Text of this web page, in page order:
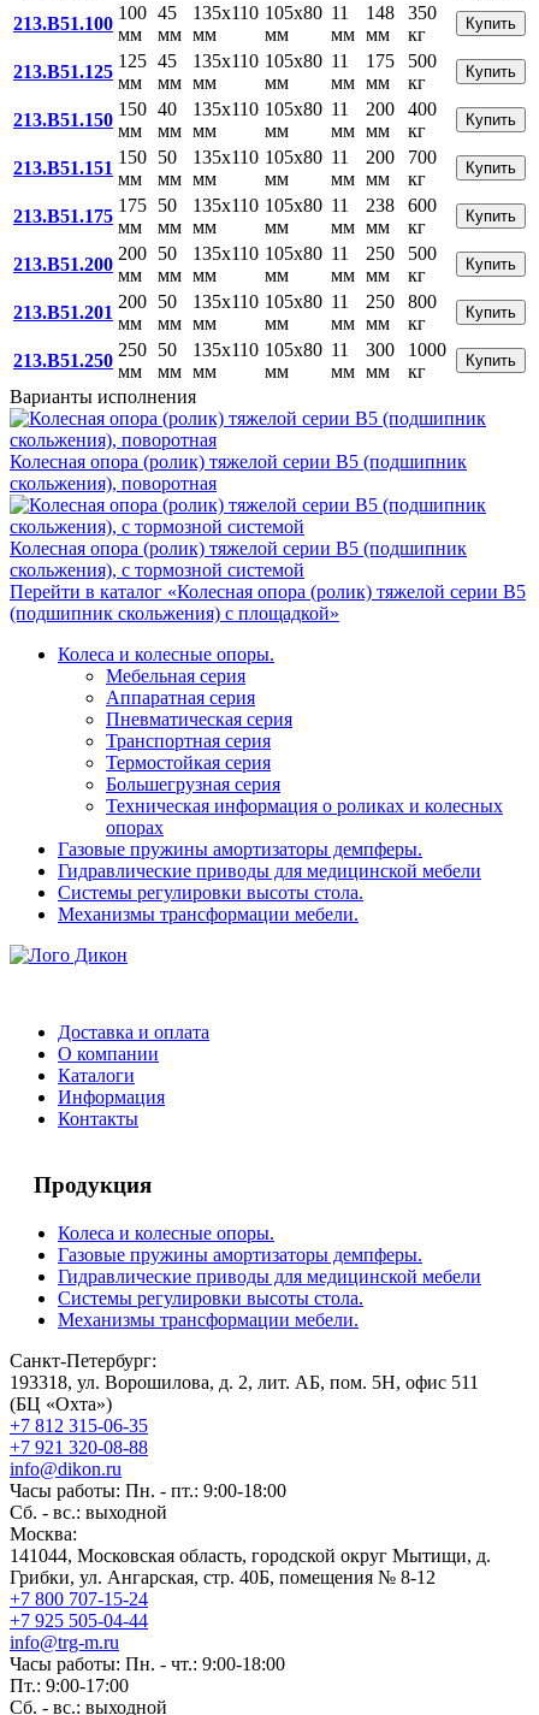
213.B51.100
100
мм
45
мм
135x110
мм
105x80
мм
11
мм
148
мм
350
кг
Купить
213.B51.125
125
мм
45
мм
135x110
мм
105x80
мм
11
мм
175
мм
500
кг
Купить
213.B51.150
150
мм
40
мм
135x110
мм
105x80
мм
11
мм
200
мм
400
кг
Купить
213.B51.151
150
мм
50
мм
135x110
мм
105x80
мм
11
мм
200
мм
700
кг
Купить
213.B51.175
175
мм
50
мм
135x110
мм
105x80
мм
11
мм
238
мм
600
кг
Купить
213.B51.200
200
мм
50
мм
135x110
мм
105x80
мм
11
мм
250
мм
500
кг
Купить
213.B51.201
200
мм
50
мм
135x110
мм
105x80
мм
11
мм
250
мм
800
кг
Купить
213.B51.250
250
мм
50
мм
135x110
мм
105x80
мм
11
мм
300
мм
1000
кг
Купить
Варианты исполнения
Колесная опора (ролик) тяжелой серии B5 (подшипник
скольжения), поворотная
Колесная опора (ролик) тяжелой серии B5 (подшипник
скольжения), с тормозной системой
Перейти в каталог «Колесная опора (ролик) тяжелой серии B5
(подшипник скольжения) с площадкой»
Колеса и колесные опоры.
Мебельная серия
Аппаратная серия
Пневматическая серия
Транспортная серия
Термостойкая серия
Большегрузная серия
Техническая информация о роликах и колесных
опорах
Газовые пружины амортизаторы демпферы.
Гидравлические приводы для медицинской мебели
Системы регулировки высоты стола.
Механизмы трансформации мебели.
Доставка и оплата
О компании
Каталоги
Информация
Контакты
Продукция
Колеса и колесные опоры.
Газовые пружины амортизаторы демпферы.
Гидравлические приводы для медицинской мебели
Системы регулировки высоты стола.
Механизмы трансформации мебели.
Санкт-Петербург:
193318, ул. Ворошилова, д. 2, лит. АБ, пом. 5Н, офис 511
(БЦ «Охта»)
+7 812 315-06-35
+7 921 320-08-88
info@dikon.ru
Часы работы: Пн. - пт.: 9:00-18:00
Сб. - вс.: выходной
Москва:
141044, Московская область, городской округ Мытищи, д.
Грибки, ул. Ангарская, стр. 40Б, помещения № 8-12
+7 800 707-15-24
+7 925 505-04-44
info@trg-m.ru
Часы работы: Пн. - чт.: 9:00-18:00
Пт.: 9:00-17:00
Сб. - вс.: выходной